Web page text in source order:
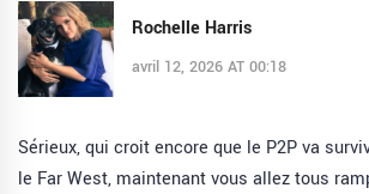
Rochelle Harris
avril 12, 2026 AT 00:18
Sérieux, qui croit encore que le P2P va
le Far West, maintenant vous allez tous